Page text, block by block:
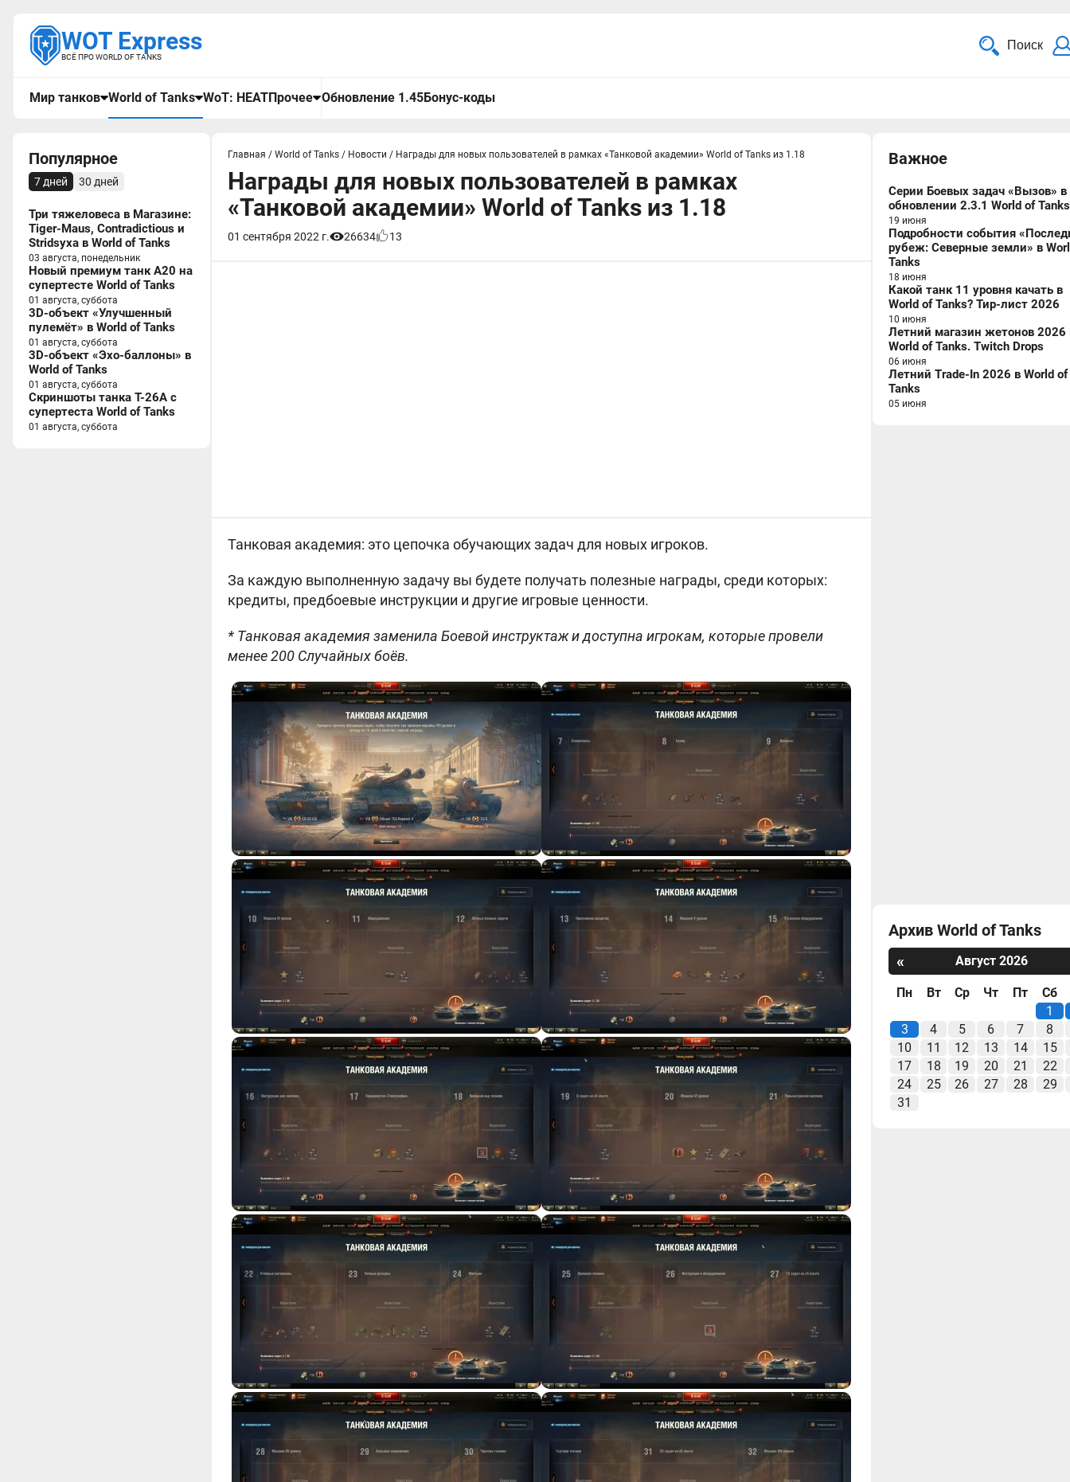
WOT Express
ВСЁ ПРО WORLD OF TANKS
Поиск
Мир танков World of Tanks WoT: HEATПрочее Обновление 1.45Бонус-коды
Популярное
7 дней 30 дней
Три тяжеловеса в Магазине:
Tiger-Maus, Contradictious и
Stridsyxa в World of Tanks
03 августа, понедельник
Новый премиум танк A20 на
супертесте World of Tanks
01 августа, суббота
3D-объект «Улучшенный
пулемёт» в World of Tanks
01 августа, суббота
3D-объект «Эхо-баллоны» в
World of Tanks
01 августа, суббота
Скриншоты танка T-26A с
супертеста World of Tanks
01 августа, суббота
Главная / World of Tanks / Новости / Награды для новых пользователей в рамках «Танковой академии» World of Tanks из 1.18
Награды для новых пользователей в рамках
«Танковой академии» World of Tanks из 1.18
01 сентября 2022 г. 26634 13
Танковая академия: это цепочка обучающих задач для новых игроков.
За каждую выполненную задачу вы будете получать полезные награды, среди которых:
кредиты, предбоевые инструкции и другие игровые ценности.
* Танковая академия заменила Боевой инструктаж и доступна игрокам, которые провели
менее 200 Случайных боёв.
Важное
Серии Боевых задач «Вызов» в
обновлении 2.3.1 World of Tanks
19 июня
Подробности события
рубеж: Северные земли» в
Tanks
18 июня
Какой танк 11 уровня качать в
World of Tanks? Тир-лист 2026
10 июня
Летний магазин жетонов 2026
World of Tanks. Twitch Drops
06 июня
Летний Trade-In 2026 в World of
Tanks
05 июня
Архив World of Tanks
«
Август 2026
Пн Вт Ср Чт Пт
Сб
1
3
4 5 6 7
8
10
11 12 13 14
15
17
18 19 20 21
22
24
25 26 27 28
29
31